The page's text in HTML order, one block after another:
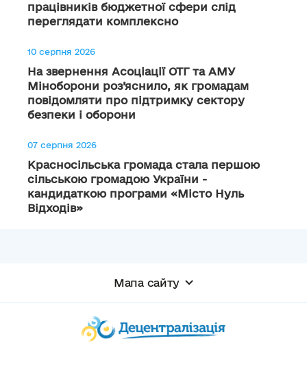
працівників бюджетної сфери слід
переглядати комплексно
10 серпня 2026
На звернення Асоціації ОТГ та АМУ
Міноборони роз’яснило, як громадам
повідомляти про підтримку сектору
безпеки і оборони
07 серпня 2026
Красносільська громада стала першою
сільською громадою України -
кандидаткою програми «Місто Нуль
Відходів»
Мапа сайту